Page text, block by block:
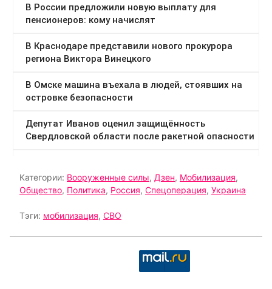
Категории: Вооруженные силы, Дзен, Мобилизация,
Общество, Политика, Россия, Спецоперация, Украина
Тэги: мобилизация, СВО